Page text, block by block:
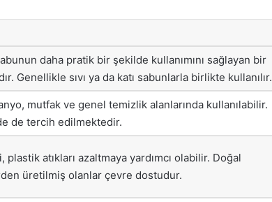
daha pratik bir şekilde kullanımını sağlayan bir
Genellikle sıvı ya da katı sabunlarla birlikte kullanılır.
mutfak ve genel temizlik alanlarında kullanılabilir.
de tercih edilmektedir.
plastik atıkları azaltmaya yardımcı olabilir. Doğal
üretilmiş olanlar çevre dostudur.